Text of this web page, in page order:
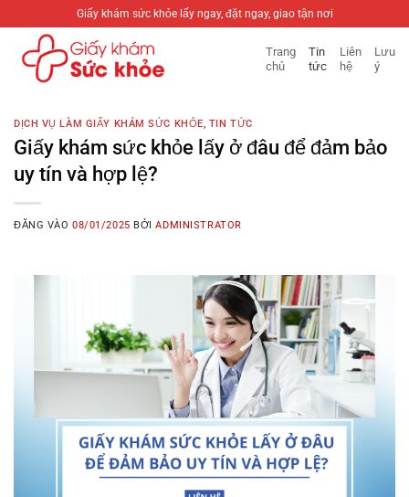
qua
Giấy khám sức khỏe lấy ngay, đặt ngay, giao tận nơi
Trang
chủ
Tin
tức
Liên
hệ
Lưu
ý
DỊCH VỤ LÀM GIẤY KHÁM SỨC KHỎE, TIN TỨC
Giấy khám sức khỏe lấy ở đâu để đảm bảo
uy tín và hợp lệ?
ĐĂNG VÀO08/01/2025 BỞIADMINISTRATOR